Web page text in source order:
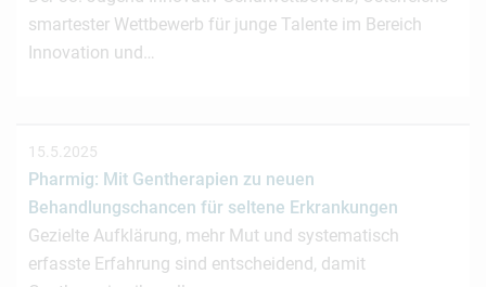
smartester Wettbewerb für junge Talente im Bereich
Innovation und…
15.5.2025
Pharmig: Mit Gentherapien zu neuen
Behandlungschancen für seltene Erkrankungen
Gezielte Aufklärung, mehr Mut und systematisch
erfasste Erfahrung sind entscheidend, damit